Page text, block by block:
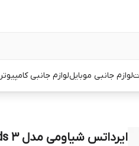
لوازم جانبی موبایللوازم جانبی کامپیوتر
ایرداتس شیاومی مدل Redmi Buds 3